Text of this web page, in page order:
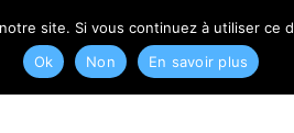
site. Si vous continuez à utiliser
Ok
Non En savoir plus